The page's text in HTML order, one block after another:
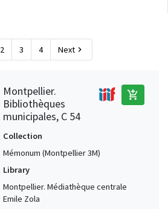
2 3 4 Next chevron_right
Montpellier.
Bibliothèques
municipales, C 54
add_shopping_cart
Collection
Mémonum (Montpellier 3M)
Library
Montpellier. Médiathèque centrale
Emile Zola